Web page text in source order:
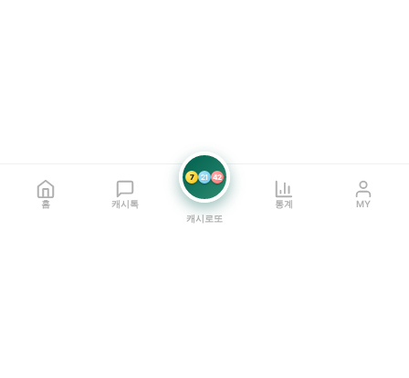
홈 캐시톡
7 21 42
캐시로또
통계 MY